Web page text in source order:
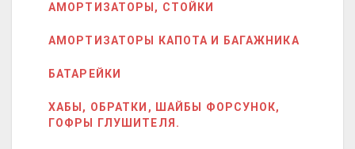
АМОРТИЗАТОРЫ, СТОЙКИ
АМОРТИЗАТОРЫ КАПОТА И БАГАЖНИКА
БАТАРЕЙКИ
ХАБЫ, ОБРАТКИ, ШАЙБЫ ФОРСУНОК,
ГОФРЫ ГЛУШИТЕЛЯ.